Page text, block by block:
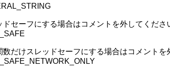
セーフにする場合はコメントを外してくださ
だけスレッドセーフにする場合はコメントを